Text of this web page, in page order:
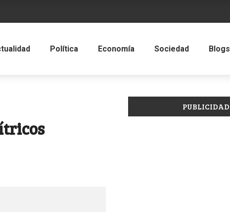
Política Economía Sociedad Blogs
PUBLICIDAD